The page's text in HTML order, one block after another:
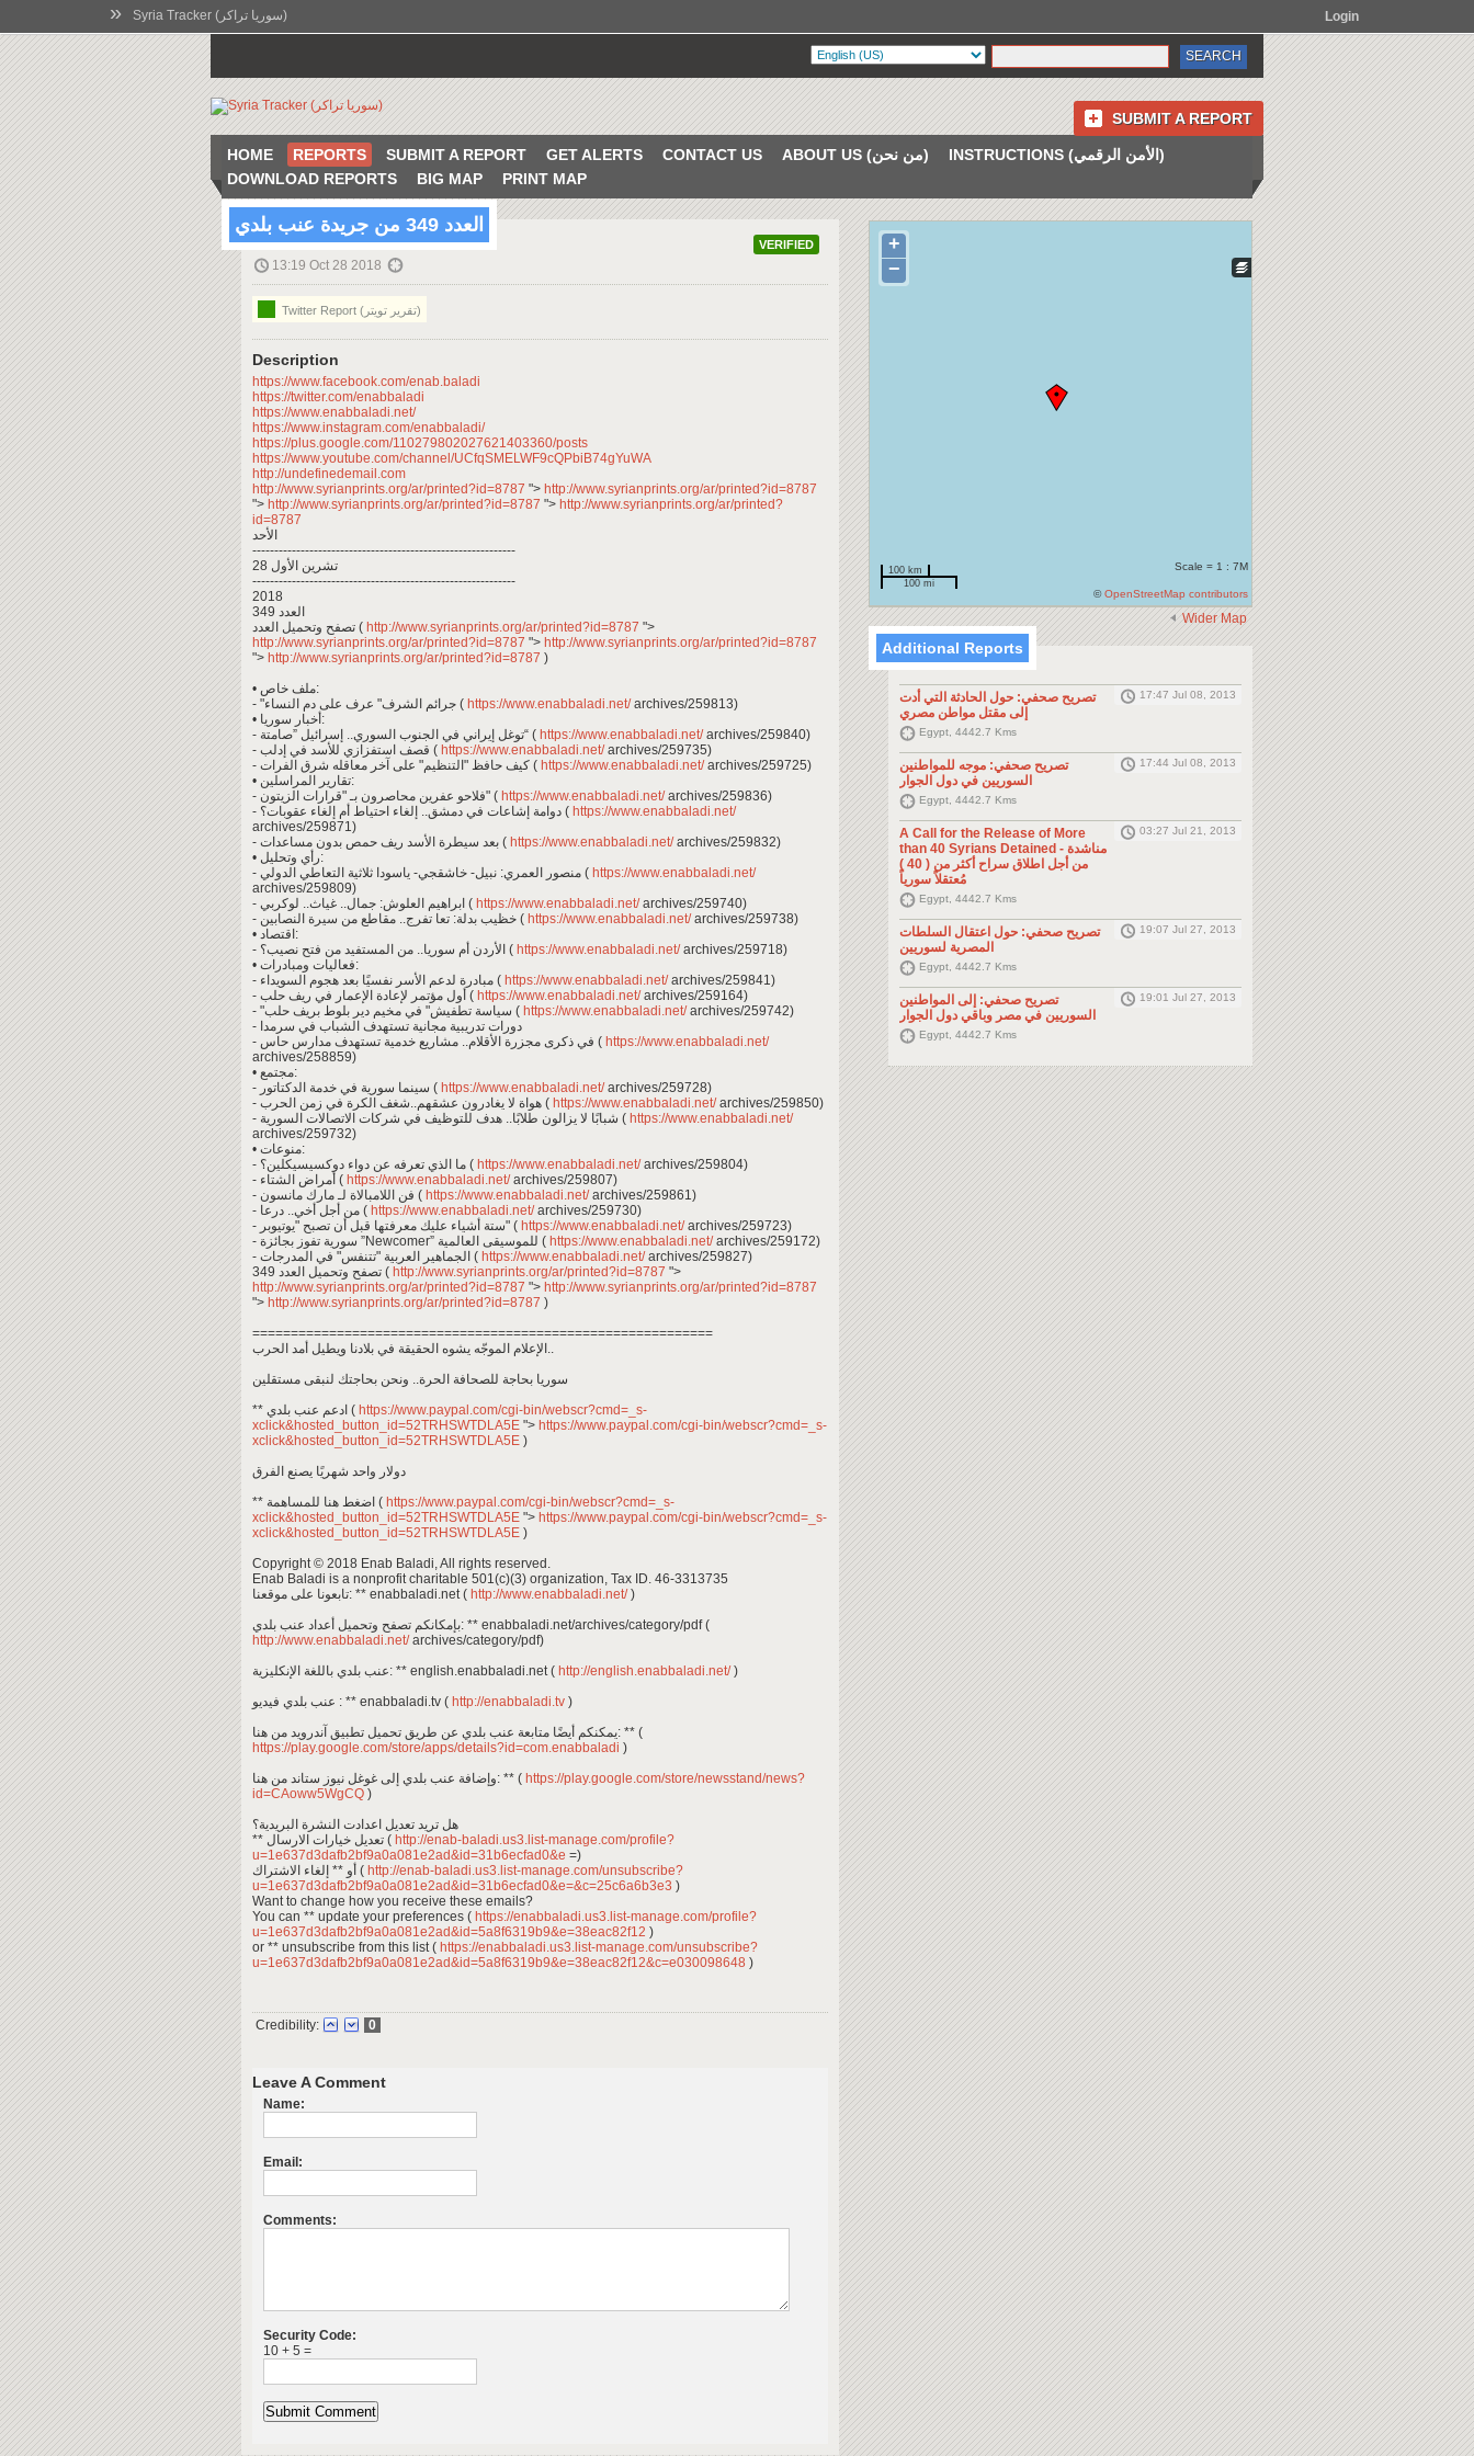
» Syria Tracker (سوريا تراكر) Login
SUBMIT A REPORT
HOME REPORTS SUBMIT A REPORT GET ALERTS CONTACT US ABOUT US (من نحن)
INSTRUCTIONS (الأمن الرقمي)
DOWNLOAD REPORTS
BIG MAP PRINT MAP
VERIFIED
العدد 349 من جريدة عنب بلدي
13:19 Oct 28 2018
Twitter Report (تقرير تويتر)
Description
https://www.facebook.com/enab.baladi
https://twitter.com/enabbaladi
https://www.enabbaladi.net/
https://www.instagram.com/enabbaladi/
https://plus.google.com/110279802027621403360/posts
https://www.youtube.com/channel/UCfqSMELWF9cQPbiB74gYuWA
http://undefinedemail.com
http://www.syrianprints.org/ar/printed?id=8787 "> http://www.syrianprints.org/ar/printed?id=8787
"> http://www.syrianprints.org/ar/printed?id=8787 "> http://www.syrianprints.org/ar/printed?
id=8787
الأحد
------------------------------------------------------------
28 تشرين الأول
------------------------------------------------------------
2018
العدد 349
تصفح وتحميل العدد ( http://www.syrianprints.org/ar/printed?id=8787 ">
http://www.syrianprints.org/ar/printed?id=8787 "> http://www.syrianprints.org/ar/printed?id=8787
"> http://www.syrianprints.org/ar/printed?id=8787 )
• ملف خاص:
- "جرائم الشرف" عرف على دم النساء ( https://www.enabbaladi.net/archives/259813)
• أخبار سوريا:
- توغل إيراني في الجنوب السوري.. إسرائيل ”صامتة“ ( https://www.enabbaladi.net/archives/259840)
- قصف استفزازي للأسد في إدلب ( https://www.enabbaladi.net/archives/259735)
- كيف حافظ "التنظيم" على آخر معاقله شرق الفرات ( https://www.enabbaladi.net/archives/259725)
• تقارير المراسلين:
- فلاحو عفرين محاصرون بـ "قرارات الزيتون" ( https://www.enabbaladi.net/archives/259836)
- دوامة إشاعات في دمشق.. إلغاء احتياط أم إلغاء عقوبات؟ ( https://www.enabbaladi.net/
archives/259871)
- بعد سيطرة الأسد ريف حمص بدون مساعدات ( https://www.enabbaladi.net/archives/259832)
• رأي وتحليل:
- منصور العمري: نبيل- خاشقجي- ياسودا ثلاثية التعاطي الدولي ( https://www.enabbaladi.net/
archives/259809)
- ابراهيم العلوش: جمال.. غياث.. لوكربي ( https://www.enabbaladi.net/archives/259740)
- خظيب بدلة: تعا تفرج.. مقاطع من سيرة النصابين ( https://www.enabbaladi.net/archives/259738)
• اقتصاد:
- الأردن أم سوريا.. من المستفيد من فتح نصيب؟ ( https://www.enabbaladi.net/archives/259718)
• فعاليات ومبادرات:
- مبادرة لدعم الأسر نفسيًا بعد هجوم السويداء ( https://www.enabbaladi.net/archives/259841)
- أول مؤتمر لإعادة الإعمار في ريف حلب ( https://www.enabbaladi.net/archives/259164)
- "سياسة تطفيش" في مخيم دير بلوط بريف حلب ( https://www.enabbaladi.net/archives/259742)
- دورات تدريبية مجانية تستهدف الشباب في سرمدا
- في ذكرى مجزرة الأقلام.. مشاريع خدمية تستهدف مدارس حاس ( https://www.enabbaladi.net/
archives/258859)
• مجتمع:
- سينما سورية في خدمة الدكتاتور ( https://www.enabbaladi.net/archives/259728)
- هواة لا يغادرون عشقهم..شغف الكرة في زمن الحرب ( https://www.enabbaladi.net/archives/259850)
- شبابًا لا يزالون طلابًا.. هدف للتوظيف في شركات الاتصالات السورية ( https://www.enabbaladi.net/
archives/259732)
• منوعات:
- ما الذي تعرفه عن دواء دوكسيسيكلين؟ ( https://www.enabbaladi.net/archives/259804)
- أمراض الشتاء ( https://www.enabbaladi.net/archives/259807)
- فن اللامبالاة لـ مارك مانسون ( https://www.enabbaladi.net/archives/259861)
- من أجل أخي.. درعا ( https://www.enabbaladi.net/archives/259730)
- ستة أشياء عليك معرفتها قبل أن تصبح "يوتيوبر" ( https://www.enabbaladi.net/archives/259723)
- سورية تفوز بجائزة ”Newcomer” للموسيقى العالمية ( https://www.enabbaladi.net/archives/259172)
- الجماهير العربية "تتنفس" في المدرجات ( https://www.enabbaladi.net/archives/259827)
تصفح وتحميل العدد 349 ( http://www.syrianprints.org/ar/printed?id=8787 ">
http://www.syrianprints.org/ar/printed?id=8787 "> http://www.syrianprints.org/ar/printed?id=8787
"> http://www.syrianprints.org/ar/printed?id=8787 )
============================================================
الإعلام الموجّه يشوه الحقيقة في بلادنا ويطيل أمد الحرب..
سوريا بحاجة للصحافة الحرة.. ونحن بحاجتك لنبقى مستقلين
** ادعم عنب بلدي ( https://www.paypal.com/cgi-bin/webscr?cmd=_s-
xclick&hosted_button_id=52TRHSWTDLA5E "> https://www.paypal.com/cgi-bin/webscr?cmd=_s-
xclick&hosted_button_id=52TRHSWTDLA5E )
دولار واحد شهريًا يصنع الفرق
** اضغط هنا للمساهمة ( https://www.paypal.com/cgi-bin/webscr?cmd=_s-
xclick&hosted_button_id=52TRHSWTDLA5E "> https://www.paypal.com/cgi-bin/webscr?cmd=_s-
xclick&hosted_button_id=52TRHSWTDLA5E )
Copyright © 2018 Enab Baladi, All rights reserved.
Enab Baladi is a nonprofit charitable 501(c)(3) organization, Tax ID. 46-3313735
تابعونا على موقعنا: ** enabbaladi.net ( http://www.enabbaladi.net/)
بإمكانكم تصفح وتحميل أعداد عنب بلدي: ** enabbaladi.net/archives/category/pdf (
http://www.enabbaladi.net/archives/category/pdf)
عنب بلدي باللغة الإنكليزية: ** english.enabbaladi.net ( http://english.enabbaladi.net/)
عنب بلدي فيديو : ** enabbaladi.tv ( http://enabbaladi.tv )
يمكنكم أيضًا متابعة عنب بلدي عن طريق تحميل تطبيق آندرويد من هنا: ** (
https://play.google.com/store/apps/details?id=com.enabbaladi )
وإضافة عنب بلدي إلى غوغل نيوز ستاند من هنا: ** ( https://play.google.com/store/newsstand/news?
id=CAoww5WgCQ )
هل تريد تعديل اعدادت النشرة البريدية؟
** تعديل خيارات الارسال ( http://enab-baladi.us3.list-manage.com/profile?
u=1e637d3dafb2bf9a0a081e2ad&id=31b6ecfad0&e =)
أو ** إلغاء الاشتراك ( http://enab-baladi.us3.list-manage.com/unsubscribe?
u=1e637d3dafb2bf9a0a081e2ad&id=31b6ecfad0&e=&c=25c6a6b3e3 )
Want to change how you receive these emails?
You can ** update your preferences ( https://enabbaladi.us3.list-manage.com/profile?
u=1e637d3dafb2bf9a0a081e2ad&id=5a8f6319b9&e=38eac82f12 )
or ** unsubscribe from this list ( https://enabbaladi.us3.list-manage.com/unsubscribe?
u=1e637d3dafb2bf9a0a081e2ad&id=5a8f6319b9&e=38eac82f12&c=e030098648 )
Credibility: 0
Leave A Comment
Name:
Email:
Comments:
Security Code:
10 + 5 =
+
−
100 km
100 mi
Scale = 1 : 7M
©OpenStreetMap contributors
Wider Map
Additional Reports
تصريح صحفي: حول الحادثة التي أدت
إلى مقتل مواطن مصري
17:47 Jul 08, 2013
Egypt, 4442.7 Kms
تصريح صحفي: موجه للمواطنين
السوريين في دول الجوار
17:44 Jul 08, 2013
Egypt, 4442.7 Kms
A Call for the Release of More
than 40 Syrians Detained - مناشدة
من أجل اطلاق سراح أكثر من ( 40 )
مُعتقلاً سورياً
03:27 Jul 21, 2013
Egypt, 4442.7 Kms
تصريح صحفي: حول اعتقال السلطات
المصرية لسوريين
19:07 Jul 27, 2013
Egypt, 4442.7 Kms
تصريح صحفي: إلى المواطنين
السوريين في مصر وباقي دول الجوار
19:01 Jul 27, 2013
Egypt, 4442.7 Kms